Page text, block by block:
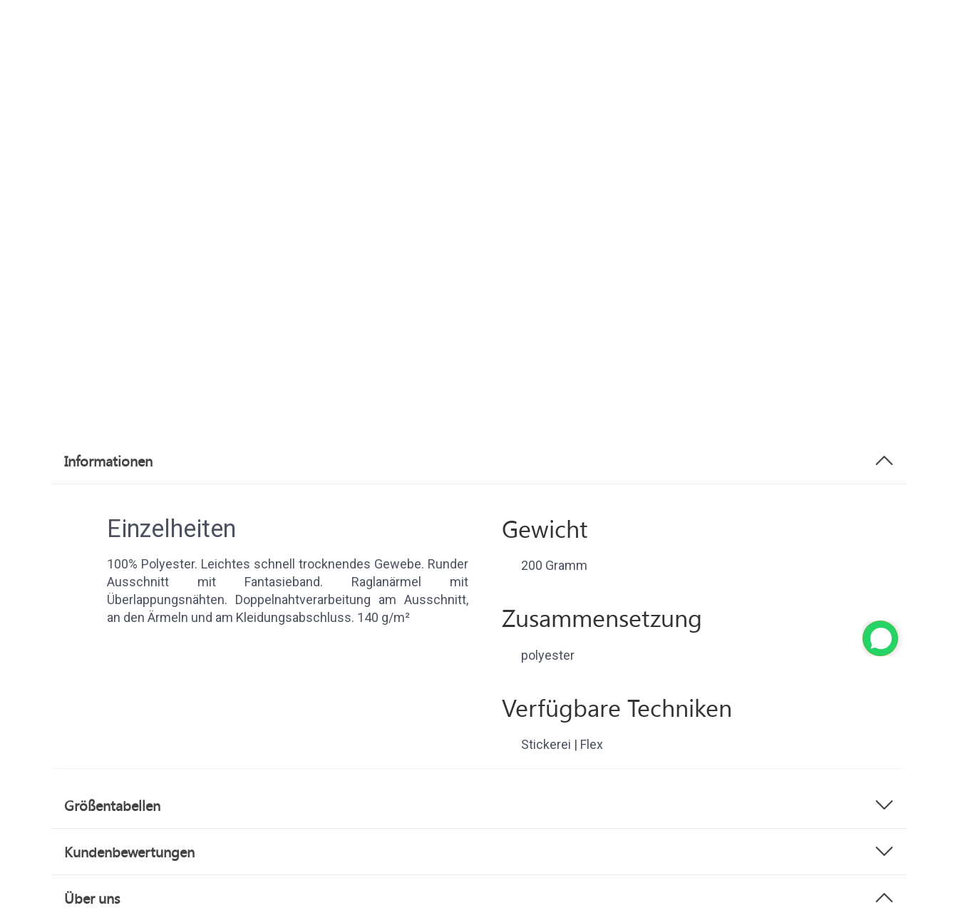
Informationen
Einzelheiten
100% Polyester. Leichtes schnell trocknendes Gewebe. Runder
Ausschnitt mit Fantasieband. Raglanärmel mit
Überlappungsnähten. Doppelnahtverarbeitung am Ausschnitt,
an den Ärmeln und am Kleidungsabschluss. 140 g/m²
Gewicht
200 Gramm
Zusammensetzung
polyester
Verfügbare Techniken
Stickerei | Flex
Größentabellen
Kundenbewertungen
Über uns